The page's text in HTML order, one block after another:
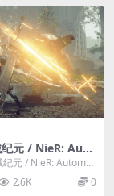
元 / NieR: Auto
极版｜动作角色
平台｜集成 v6.
/ 手柄支持｜全
纪元 / NieR: Automat
誉全球的动作角色
2.6K 0